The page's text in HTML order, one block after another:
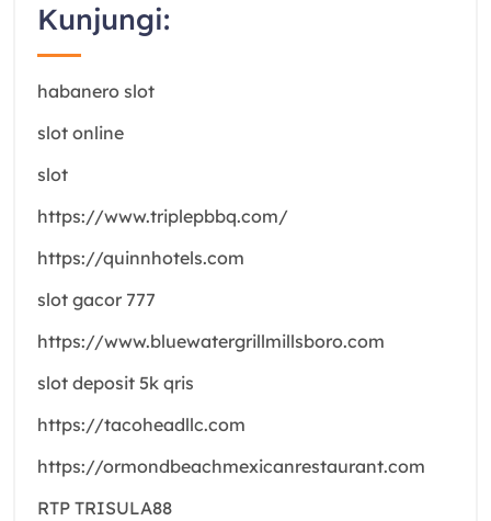
Kunjungi:
habanero slot
slot online
slot
https://www.triplepbbq.com/
https://quinnhotels.com
slot gacor 777
https://www.bluewatergrillmillsboro.com
slot deposit 5k qris
https://tacoheadllc.com
https://ormondbeachmexicanrestaurant.com
RTP TRISULA88